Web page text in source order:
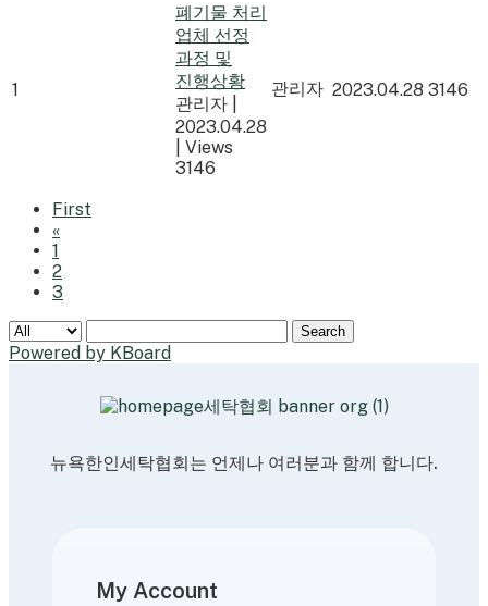
1
폐기물 처리
업체 선정
과정 및
진행상황
관리자
2023.04.28
Views
3146
관리자 2023.04.28 3146
First
«
1
2
3
Search
Powered by KBoard
뉴욕한인세탁협회는 언제나 여러분과 함께 합니다.
My Account